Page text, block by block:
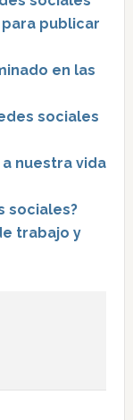
publicar
en las
sociales
nuestra vida
sociales?
trabajo y